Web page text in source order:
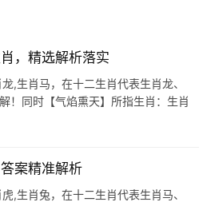
，精选解析落实
,生肖马，在十二生肖代表生肖龙、
！同时【气焰熏天】所指生肖：生肖
，龙自古为帝王象征，腾云驾雾、呼
案精准解析
,生肖兔，在十二生肖代表生肖马、